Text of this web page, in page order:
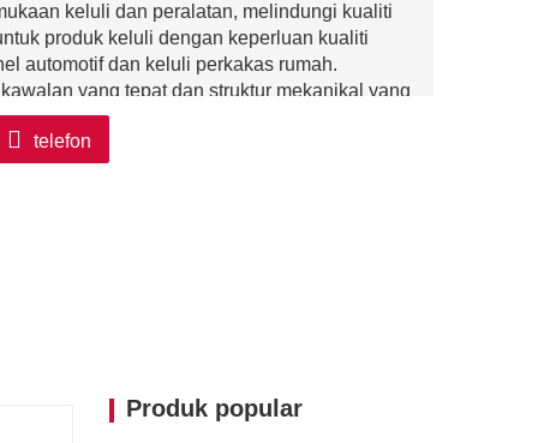
keluli dan peralatan, melindungi kualiti
produk keluli dengan keperluan kualiti
automotif dan keluli perkakas rumah.
yang tepat dan struktur mekanikal yang
kestabilan keluli semasa proses
dan sisihan keluli, menjamin ketepatan
dan kondusif untuk meningkatkan
seperti persekitaran bersuhu tinggi dan
telefon
Produk popular